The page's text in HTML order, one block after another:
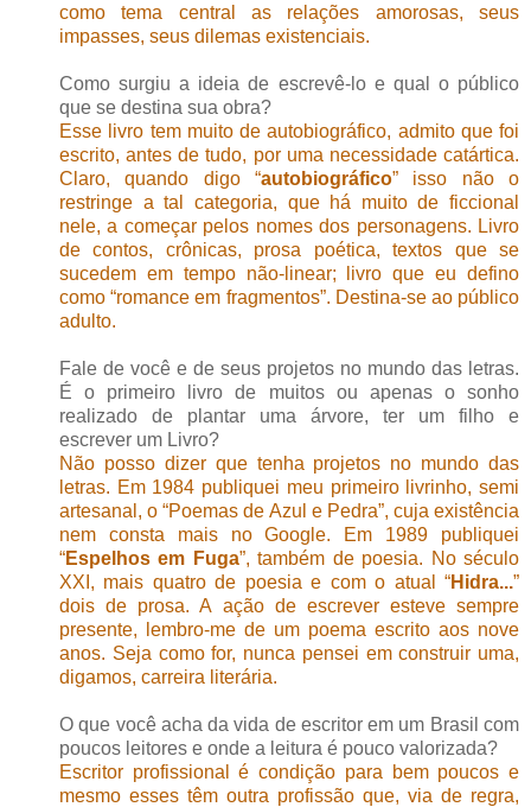
como tema central as relações amorosas, seus
impasses, seus dilemas existenciais.
Como surgiu a ideia de escrevê-lo e qual o público
que se destina sua obra?
Esse livro tem muito de autobiográfico, admito que foi
escrito, antes de tudo, por uma necessidade catártica.
Claro, quando digo “autobiográfico” isso não o
restringe a tal categoria, que há muito de ficcional
nele, a começar pelos nomes dos personagens. Livro
de contos, crônicas, prosa poética, textos que se
sucedem em tempo não-linear; livro que eu defino
como “romance em fragmentos”. Destina-se ao público
adulto.
Fale de você e de seus projetos no mundo das letras.
É o primeiro livro de muitos ou apenas o sonho
realizado de plantar uma árvore, ter um filho e
escrever um Livro?
Não posso dizer que tenha projetos no mundo das
letras. Em 1984 publiquei meu primeiro livrinho, semi
artesanal, o “Poemas de Azul e Pedra”, cuja existência
nem consta mais no Google. Em 1989 publiquei
“Espelhos em Fuga”, também de poesia. No século
XXI, mais quatro de poesia e com o atual “Hidra...”
dois de prosa. A ação de escrever esteve sempre
presente, lembro-me de um poema escrito aos nove
anos. Seja como for, nunca pensei em construir uma,
digamos, carreira literária.
O que você acha da vida de escritor em um Brasil com
poucos leitores e onde a leitura é pouco valorizada?
Escritor profissional é condição para bem poucos e
mesmo esses têm outra profissão que, via de regra,